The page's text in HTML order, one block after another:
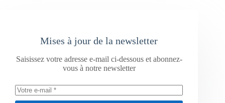
Mises à jour de la newsletter
Saisissez votre adresse e-mail ci-dessous et abonnez-
vous à notre newsletter